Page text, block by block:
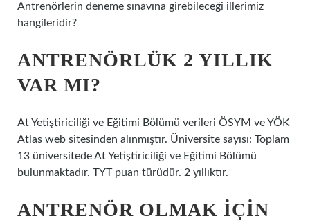
Antrenörlerin deneme sınavına girebileceği illerimiz
hangileridir?
ANTRENÖRLÜK 2 YILLIK
VAR MI?
At Yetiştiriciliği ve Eğitimi Bölümü verileri ÖSYM ve YÖK
Atlas web sitesinden alınmıştır. Üniversite sayısı: Toplam
13 üniversitede At Yetiştiriciliği ve Eğitimi Bölümü
bulunmaktadır. TYT puan türüdür. 2 yıllıktır.
ANTRENÖR OLMAK IÇIN